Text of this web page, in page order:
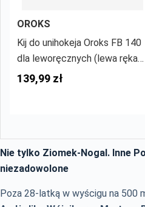
OROKS
Kij do unihokeja Oroks FB 140
dla leworęcznych (lewa ręka
na dole)
139,99 zł
Nie tylko Ziomek-Nogal. Inne
niezadowolone
Poza 28-latką w wyścigu na 500